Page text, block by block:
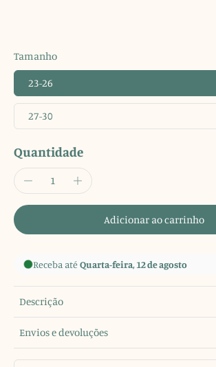
Tamanho
23-26
27-30
Quantidade
Adicionar ao carrinho
Receba atéQuarta-feira, 12 de agosto
Descrição
Envios e devoluções